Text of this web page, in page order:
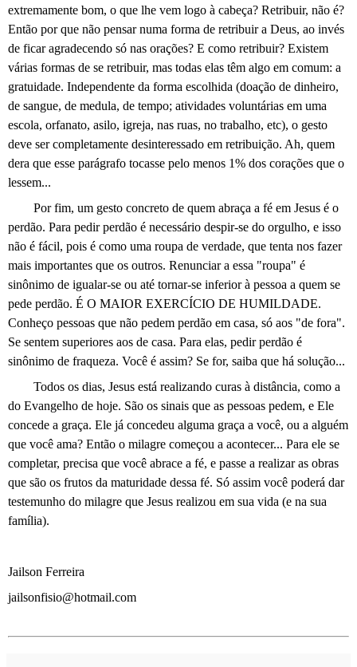
extremamente bom, o que lhe vem logo à cabeça? Retribuir, não é?
Então por que não pensar numa forma de retribuir a Deus, ao invés
de ficar agradecendo só nas orações? E como retribuir? Existem
várias formas de se retribuir, mas todas elas têm algo em comum: a
gratuidade. Independente da forma escolhida (doação de dinheiro,
de sangue, de medula, de tempo; atividades voluntárias em uma
escola, orfanato, asilo, igreja, nas ruas, no trabalho, etc), o gesto
deve ser completamente desinteressado em retribuição. Ah, quem
dera que esse parágrafo tocasse pelo menos 1% dos corações que o
lessem...
Por fim, um gesto concreto de quem abraça a fé em Jesus é o
perdão. Para pedir perdão é necessário despir-se do orgulho, e isso
não é fácil, pois é como uma roupa de verdade, que tenta nos fazer
mais importantes que os outros. Renunciar a essa "roupa" é
sinônimo de igualar-se ou até tornar-se inferior à pessoa a quem se
pede perdão. É O MAIOR EXERCÍCIO DE HUMILDADE.
Conheço pessoas que não pedem perdão em casa, só aos "de fora".
Se sentem superiores aos de casa. Para elas, pedir perdão é
sinônimo de fraqueza. Você é assim? Se for, saiba que há solução...
Todos os dias, Jesus está realizando curas à distância, como a
do Evangelho de hoje. São os sinais que as pessoas pedem, e Ele
concede a graça. Ele já concedeu alguma graça a você, ou a alguém
que você ama? Então o milagre começou a acontecer... Para ele se
completar, precisa que você abrace a fé, e passe a realizar as obras
que são os frutos da maturidade dessa fé. Só assim você poderá dar
testemunho do milagre que Jesus realizou em sua vida (e na sua
família).
Jailson Ferreira
jailsonfisio@hotmail.com